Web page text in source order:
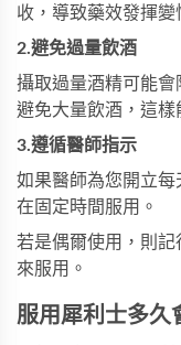
收，導致藥效發揮變
2.避免過量飲酒
攝取過量酒精可能
避免大量飲酒，這樣
3.遵循醫師指示
如果醫師為您開立
在固定時間服用。
若是偶爾使用，則
來服用。
服用犀利士多久